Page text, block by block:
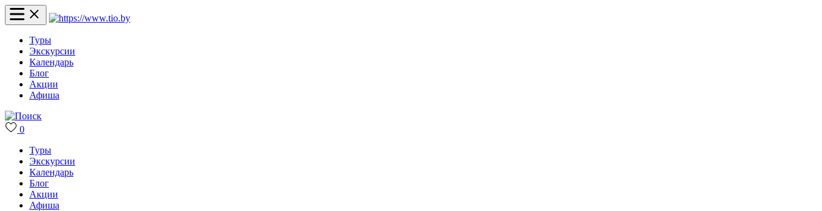
Туры
Экскурсии
Календарь
Блог
Акции
Афиша
0
Туры
Экскурсии
Календарь
Блог
Акции
Афиша